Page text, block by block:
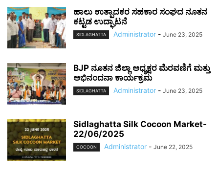
ಹಾಲು ಉತ್ಪಾದಕರ ಸಹಕಾರ ಸಂಘದ ನೂತನ
ಕಟ್ಟಡ ಉದ್ಘಾಟನೆ
SIDLAGHATTA Administrator - June 23, 2025
BJP ನೂತನ ಜಿಲ್ಲಾ ಅಧ್ಯಕ್ಷರ ಮೆರವಣಿಗೆ ಮತ್ತು
ಅಭಿನಂದನಾ ಕಾರ್ಯಕ್ರಮ
SIDLAGHATTA Administrator - June 23, 2025
Sidlaghatta Silk Cocoon Market-
22/06/2025
COCOON Administrator - June 22, 2025